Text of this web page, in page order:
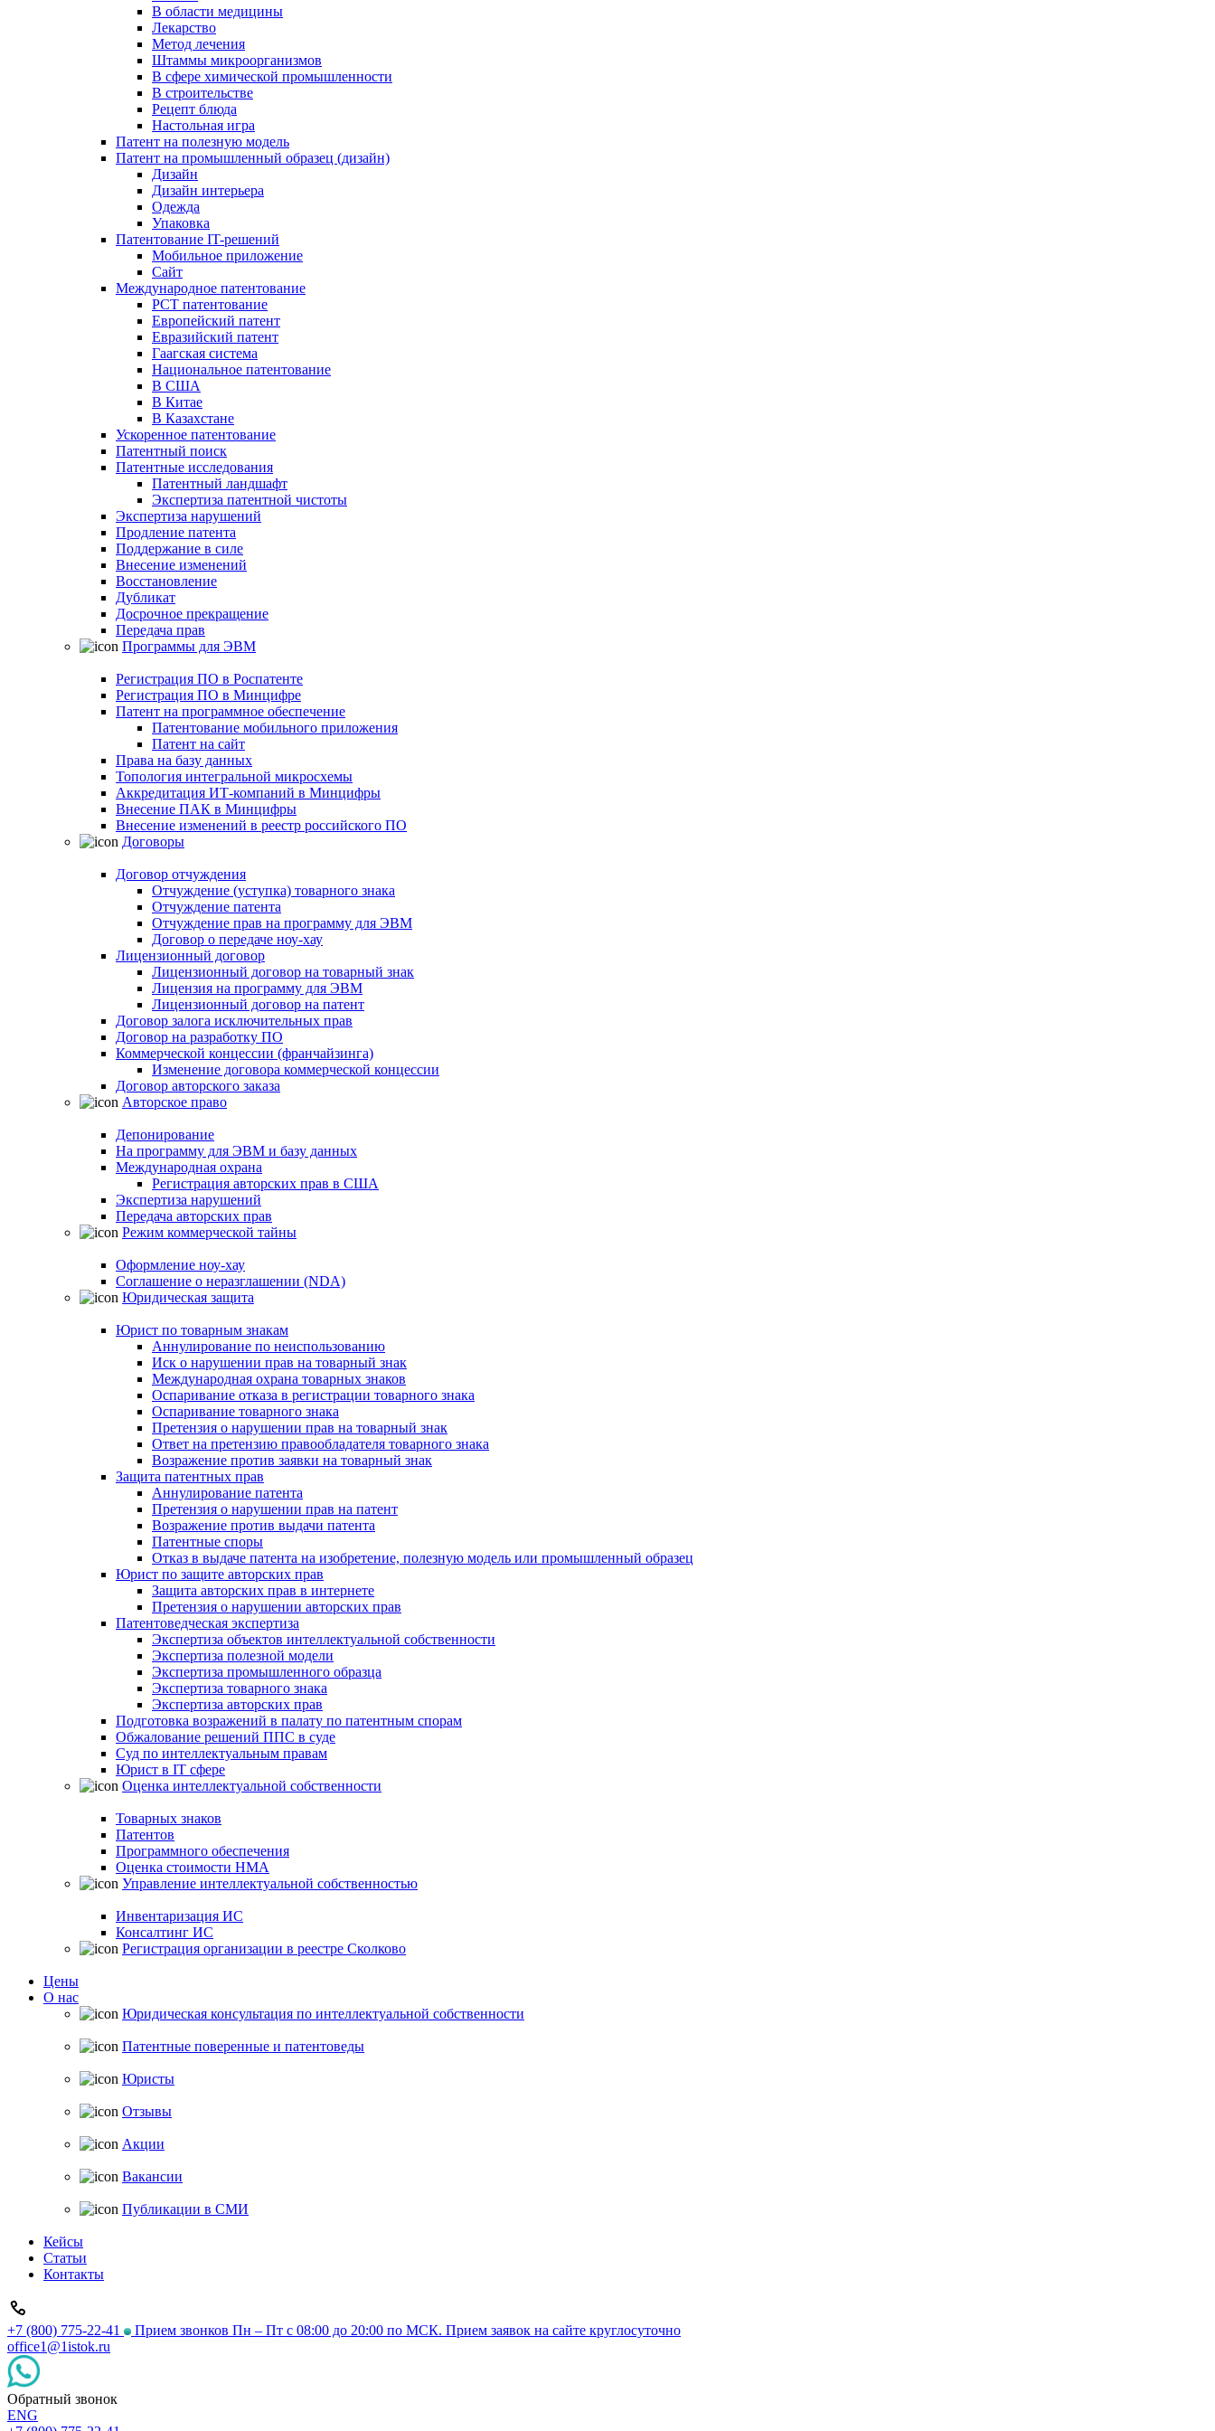
В области медицины
Лекарство
Метод лечения
Штаммы микроорганизмов
В сфере химической промышленности
В строительстве
Рецепт блюда
Настольная игра
Патент на полезную модель
Патент на промышленный образец (дизайн)
Дизайн
Дизайн интерьера
Одежда
Упаковка
Патентование IT-решений
Мобильное приложение
Сайт
Международное патентование
PCT патентование
Европейский патент
Евразийский патент
Гаагская система
Национальное патентование
В США
В Китае
В Казахстане
Ускоренное патентование
Патентный поиск
Патентные исследования
Патентный ландшафт
Экспертиза патентной чистоты
Экспертиза нарушений
Продление патента
Поддержание в силе
Внесение изменений
Восстановление
Дубликат
Досрочное прекращение
Передача прав
Программы для ЭВМ
Регистрация ПО в Роспатенте
Регистрация ПО в Минцифре
Патент на программное обеспечение
Патентование мобильного приложения
Патент на сайт
Права на базу данных
Топология интегральной микросхемы
Аккредитация ИТ-компаний в Минцифры
Внесение ПАК в Минцифры
Внесение изменений в реестр российского ПО
Договоры
Договор отчуждения
Отчуждение (уступка) товарного знака
Отчуждение патента
Отчуждение прав на программу для ЭВМ
Договор о передаче ноу-хау
Лицензионный договор
Лицензионный договор на товарный знак
Лицензия на программу для ЭВМ
Лицензионный договор на патент
Договор залога исключительных прав
Договор на разработку ПО
Коммерческой концессии (франчайзинга)
Изменение договора коммерческой концессии
Договор авторского заказа
Авторское право
Депонирование
На программу для ЭВМ и базу данных
Международная охрана
Регистрация авторских прав в США
Экспертиза нарушений
Передача авторских прав
Режим коммерческой тайны
Оформление ноу-хау
Соглашение о неразглашении (NDA)
Юридическая защита
Юрист по товарным знакам
Аннулирование по неиспользованию
Иск о нарушении прав на товарный знак
Международная охрана товарных знаков
Оспаривание отказа в регистрации товарного знака
Оспаривание товарного знака
Претензия о нарушении прав на товарный знак
Ответ на претензию правообладателя товарного знака
Возражение против заявки на товарный знак
Защита патентных прав
Аннулирование патента
Претензия о нарушении прав на патент
Возражение против выдачи патента
Патентные споры
Отказ в выдаче патента на изобретение, полезную модель или промышленный образец
Юрист по защите авторских прав
Защита авторских прав в интернете
Претензия о нарушении авторских прав
Патентоведческая экспертиза
Экспертиза объектов интеллектуальной собственности
Экспертиза полезной модели
Экспертиза промышленного образца
Экспертиза товарного знака
Экспертиза авторских прав
Подготовка возражений в палату по патентным спорам
Обжалование решений ППС в суде
Суд по интеллектуальным правам
Юрист в IT сфере
Оценка интеллектуальной собственности
Товарных знаков
Патентов
Программного обеспечения
Оценка стоимости НМА
Управление интеллектуальной собственностью
Инвентаризация ИС
Консалтинг ИС
Регистрация организации в реестре Сколково
Цены
О нас
Юридическая консультация по интеллектуальной собственности
Патентные поверенные и патентоведы
Юристы
Отзывы
Акции
Вакансии
Публикации в СМИ
Кейсы
Статьи
Контакты
+7 (800) 775-22-41
Прием звонков Пн – Пт с 08:00 до 20:00 по МСК. Прием заявок на сайте круглосуточно
office1@1istok.ru
Обратный звонок
ENG